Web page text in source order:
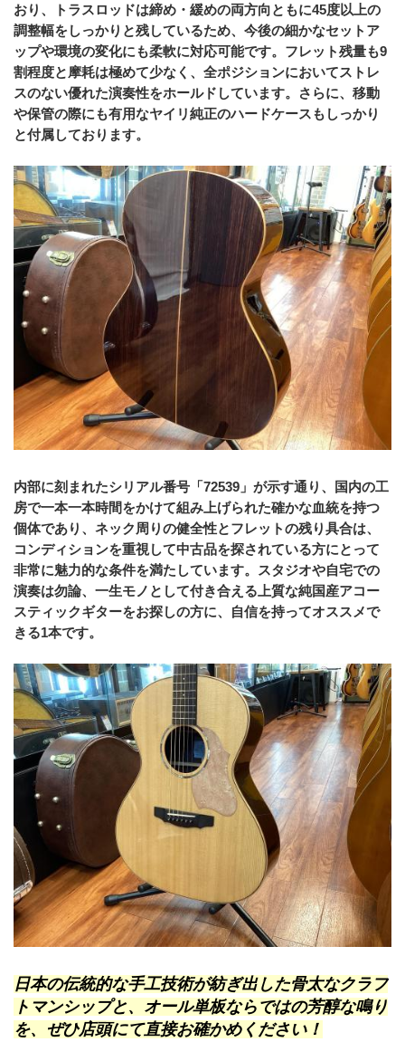
おり、トラスロッドは締め・緩めの両方向ともに45度以上の
調整幅をしっかりと残しているため、今後の細かなセットア
ップや環境の変化にも柔軟に対応可能です。フレット残量も9
割程度と摩耗は極めて少なく、全ポジションにおいてストレ
スのない優れた演奏性をホールドしています。さらに、移動
や保管の際にも有用なヤイリ純正のハードケースもしっかり
と付属しております。
内部に刻まれたシリアル番号「72539」が示す通り、国内の工
房で一本一本時間をかけて組み上げられた確かな血統を持つ
個体であり、ネック周りの健全性とフレットの残り具合は、
コンディションを重視して中古品を探されている方にとって
非常に魅力的な条件を満たしています。スタジオや自宅での
演奏は勿論、一生モノとして付き合える上質な純国産アコー
スティックギターをお探しの方に、自信を持ってオススメで
きる1本です。
日本の伝統的な手工技術が紡ぎ出した骨太なクラフ
トマンシップと、オール単板ならではの芳醇な鳴り
を、ぜひ店頭にて直接お確かめください！